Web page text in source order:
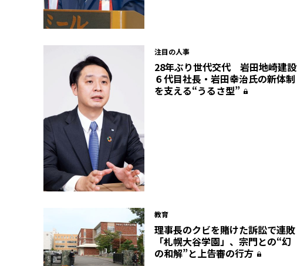
注目の人事
28年ぶり世代交代 岩田地崎建設
６代目社長・岩田幸治氏の新体制
を支える“うるさ型”
教育
理事長のクビを賭けた訴訟で連敗
「札幌大谷学園」、宗門との“幻
の和解”と上告審の行方